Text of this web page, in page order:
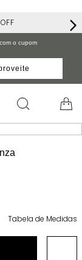
o cupom
Tabela de Medidas